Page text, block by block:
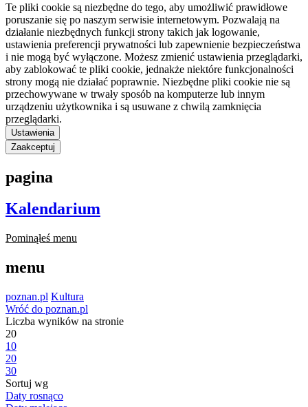
Te pliki cookie są niezbędne do tego, aby umożliwić prawidłowe
poruszanie się po naszym serwisie internetowym. Pozwalają na
działanie niezbędnych funkcji strony takich jak logowanie,
ustawienia preferencji prywatności lub zapewnienie bezpieczeństwa
i nie mogą być wyłączone. Możesz zmienić ustawienia przeglądarki,
aby zablokować te pliki cookie, jednakże niektóre funkcjonalności
strony mogą nie działać poprawnie. Niezbędne pliki cookie nie są
przechowywane w trwały sposób na komputerze lub innym
urządzeniu użytkownika i są usuwane z chwilą zamknięcia
przeglądarki.
Ustawienia
Zaakceptuj
pagina
Kalendarium
Pominąłeś menu
menu
poznan.pl Kultura
Wróć do poznan.pl
Liczba wyników na stronie
20
10
20
30
Sortuj wg
Daty rosnąco